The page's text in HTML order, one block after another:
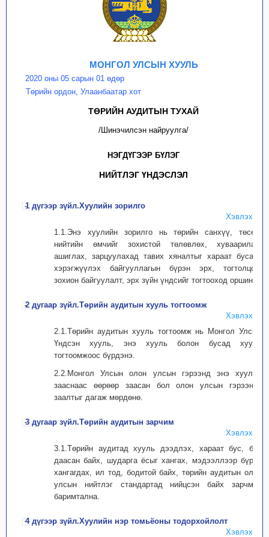
МОНГОЛ УЛСЫН ХУУЛЬ
2020 оны 05 сарын 01 өдөр
Төрийн ордон, Улаанбаатар хот
ТӨРИЙН АУДИТЫН ТУХАЙ
/Шинэчилсэн найруулга/
НЭГДҮГЭЭР БҮЛЭГ
НИЙТЛЭГ ҮНДЭСЛЭЛ
1 дүгээр зүйл.Хуулийн зорилго
Хэвлэх
1.1.Энэ хуулийн зорилго нь төрийн санхүү, төсөв,
нийтийн өмчийг зохистой төлөвлөх, хуваарилах,
ашиглах, зарцуулахад тавих хяналтыг хараат бусаар
хэрэгжүүлэх байгууллагын бүрэн эрх, тогтолцоо,
зохион байгуулалт, эрх зүйн үндсийг тогтооход оршино.
2 дугаар зүйл.Төрийн аудитын хууль тогтоомж
Хэвлэх
2.1.Төрийн аудитын хууль тогтоомж нь Монгол Улсын
Үндсэн хууль, энэ хууль болон бусад хууль
тогтоомжоос бүрдэнэ.
2.2.Монгол Улсын олон улсын гэрээнд энэ хуульд
зааснаас өөрөөр заасан бол олон улсын гэрээний
заалтыг дагаж мөрдөнө.
3 дугаар зүйл.Төрийн аудитын зарчим
Хэвлэх
3.1.Төрийн аудитад хууль дээдлэх, хараат бус, бие
даасан байх, шударга ёсыг хангах, мэдээллээр бүрэн
хангагдах, ил тод, бодитой байх, төрийн аудитын олон
улсын нийтлэг стандартад нийцсэн байх зарчмыг
баримтална.
4 дүгээр зүйл.Хуулийн нэр томьёоны тодорхойлолт
Хэвлэх